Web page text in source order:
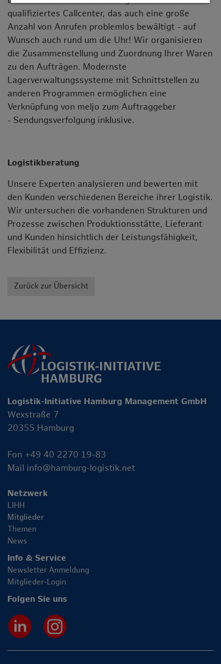
qualifiziertes Callcenter, das auch eine große
Anzahl von Anrufen problemlos bewältigt - auf
Wunsch auch rund um die Uhr! Wir organisieren
die Zusammenstellung und Zuordnung Ihrer Waren
zu den Aufträgen. Modernste
Lagerverwaltungssysteme mit Schnittstellen zu
anderen Programmen ermöglichen eine
Verknüpfung von meljo zum Auftraggeber
- Sendungsverfolgung inklusive.
Logistikberatung
Unsere Experten analysieren und bewerten mit
den Kunden verschiedenen Bereiche ihrer Logistik.
Wir untersuchen die vorhandenen Strukturen und
Prozesse zwischen Produktionsstätte, Lieferant
und Kunden hinsichtlich der Leistungsfähigkeit,
Flexibilität und Effizienz.
Zurück zur Übersicht
Logistik-Initiative Hamburg Management GmbH
Wexstraße 7
20355 Hamburg
Fon +49 40 2270 19-83
Mail info@hamburg-logistik.net
Netzwerk
LIHH
Mitglieder
Themen
News
Info & Service
Newsletter Anmeldung
Mitglieder-Login
Folgen Sie uns